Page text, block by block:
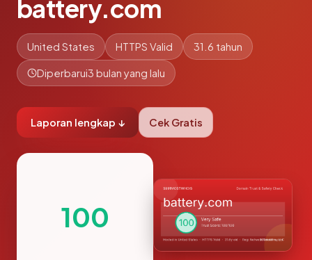
battery.com
United States HTTPS Valid 31.6 tahun
Diperbarui3 bulan yang lalu
Laporan lengkap ↓ Cek Gratis
100